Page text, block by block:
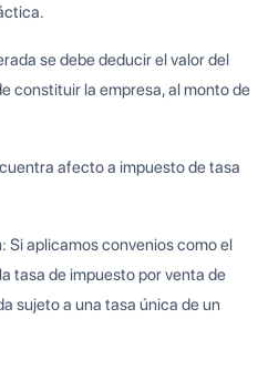
se debe deducir el valor del
constituir la empresa, al monto de
afecto a impuesto de tasa
aplicamos convenios como el
tasa de impuesto por venta de
sujeto a una tasa única de un